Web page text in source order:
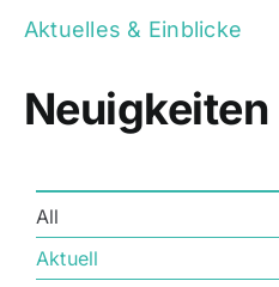
Aktuelles & Einblicke
Neuigkeiten
All
Aktuell